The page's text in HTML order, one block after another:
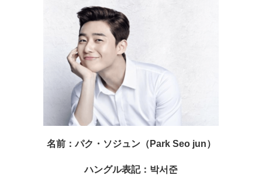
名前：パク・ソジュン（Park Seo jun）
ハングル表記：박서준